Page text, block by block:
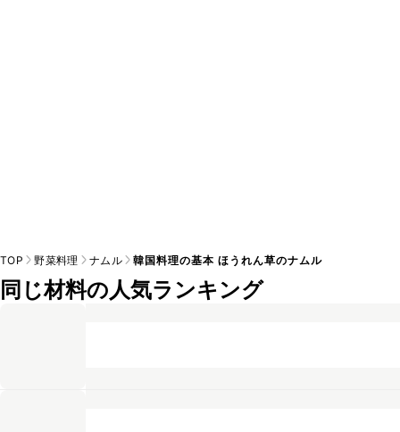
TOP 野菜料理 ナムル 韓国料理の基本 ほうれん草のナムル
同じ材料の人気ランキング